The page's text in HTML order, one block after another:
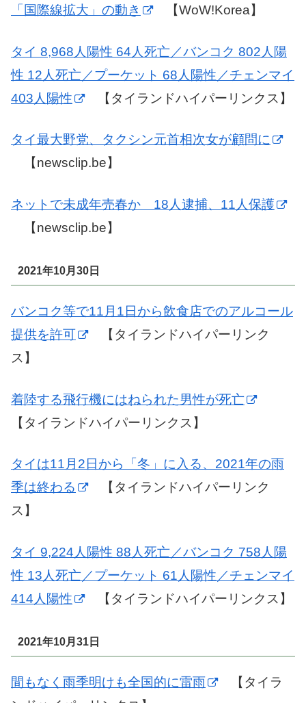
「国際線拡大」の動き
【WoW!Korea】
タイ 8,968人陽性 64人死亡／バンコク 802人陽
性 12人死亡／プーケット 68人陽性／チェンマイ
403人陽性
【タイランドハイパーリンクス】
タイ最大野党、タクシン元首相次女が顧問に
【newsclip.be】
ネットで未成年売春か 18人逮捕、11人保護
【newsclip.be】
2021年10月30日
バンコク等で11月1日から飲食店でのアルコール
提供を許可
【タイランドハイパーリンク
ス】
着陸する飛行機にはねられた男性が死亡
【タイランドハイパーリンクス】
タイは11月2日から「冬」に入る、2021年の雨
季は終わる
【タイランドハイパーリンク
ス】
タイ 9,224人陽性 88人死亡／バンコク 758人陽
性 13人死亡／プーケット 61人陽性／チェンマイ
414人陽性
【タイランドハイパーリンクス】
2021年10月31日
間もなく雨季明けも全国的に雷雨
【タイラ